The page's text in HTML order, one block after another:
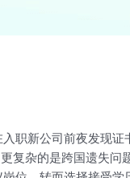
职新公司前夜发现证
复杂的是跨国遗失问